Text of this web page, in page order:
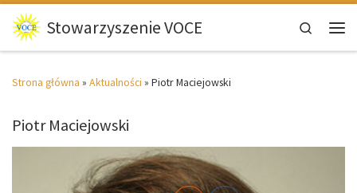
Przejdź do treści
Stowarzyszenie VOCE
Search
Strona główna » Aktualności » Piotr Maciejowski
Piotr Maciejowski